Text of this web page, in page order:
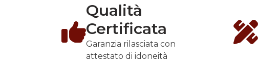
Qualità
Certificata
Garanzia rilasciata con
attestato di idoneità